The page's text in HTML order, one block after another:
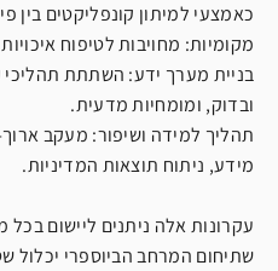
כאמצעי למיתון קונפליקטים בין
מקומיות: מחויבות לטיפוח
בניית מערך ידע: השתתת
ובדוק, ומומחיות מדעית.
תהליך למידה ושיפור: מעקב
מידע, ניתוח תוצאות המדיניות.
עקרונות אלה ניתנים ליישום
שתיחום המרחב הביוספרי יכלול